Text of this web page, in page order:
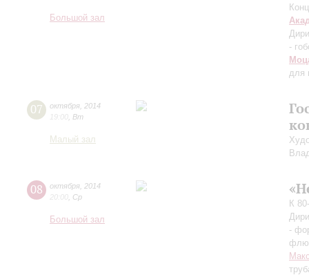
Большой зал
-
для
07 октября 2014
19:00 Вт
Малый зал
08 октября 2014
20:00 Ср
Большой зал
К
-